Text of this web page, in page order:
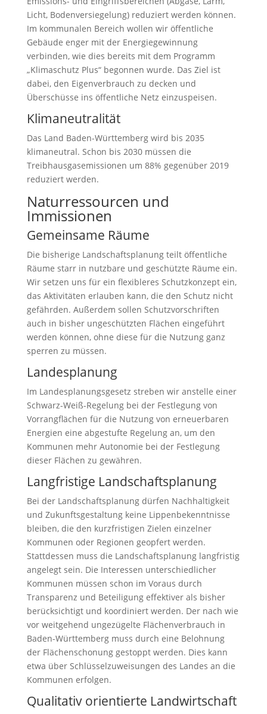
Licht, Bodenversiegelung) reduziert werden können.
Im kommunalen Bereich wollen wir öffentliche
Gebäude enger mit der Energiegewinnung
verbinden, wie dies bereits mit dem Programm
„Klimaschutz Plus“ begonnen wurde. Das Ziel ist
dabei, den Eigenverbrauch zu decken und
Überschüsse ins öffentliche Netz einzuspeisen.
Klimaneutralität
Das Land Baden-Württemberg wird bis 2035
klimaneutral. Schon bis 2030 müssen die
Treibhausgasemissionen um 88% gegenüber 2019
reduziert werden.
Naturressourcen und
Immissionen
Gemeinsame Räume
Die bisherige Landschaftsplanung teilt öffentliche
Räume starr in nutzbare und geschützte Räume ein.
Wir setzen uns für ein flexibleres Schutzkonzept ein,
das Aktivitäten erlauben kann, die den Schutz nicht
gefährden. Außerdem sollen Schutzvorschriften
auch in bisher ungeschützten Flächen eingeführt
werden können, ohne diese für die Nutzung ganz
sperren zu müssen.
Landesplanung
Im Landesplanungsgesetz streben wir anstelle einer
Schwarz-Weiß-Regelung bei der Festlegung von
Vorrangflächen für die Nutzung von erneuerbaren
Energien eine abgestufte Regelung an, um den
Kommunen mehr Autonomie bei der Festlegung
dieser Flächen zu gewähren.
Langfristige Landschaftsplanung
Bei der Landschaftsplanung dürfen Nachhaltigkeit
und Zukunftsgestaltung keine Lippenbekenntnisse
bleiben, die den kurzfristigen Zielen einzelner
Kommunen oder Regionen geopfert werden.
Stattdessen muss die Landschaftsplanung langfristig
angelegt sein. Die Interessen unterschiedlicher
Kommunen müssen schon im Voraus durch
Transparenz und Beteiligung effektiver als bisher
berücksichtigt und koordiniert werden. Der nach wie
vor weitgehend ungezügelte Flächenverbrauch in
Baden-Württemberg muss durch eine Belohnung
der Flächenschonung gestoppt werden. Dies kann
etwa über Schlüsselzuweisungen des Landes an die
Kommunen erfolgen.
Qualitativ orientierte Landwirtschaft